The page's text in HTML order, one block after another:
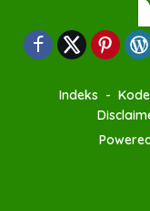
Indeks